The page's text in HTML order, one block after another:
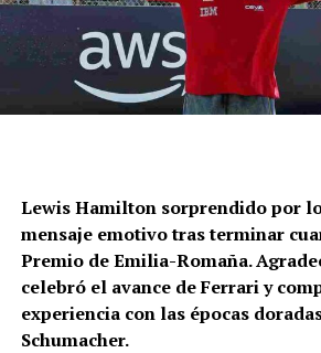
Lewis Hamilton sorprendido por
mensaje emotivo tras terminar
Premio de Emilia-Romaña.
celebró el avance de Ferrari y
experiencia con las épocas
Schumacher.